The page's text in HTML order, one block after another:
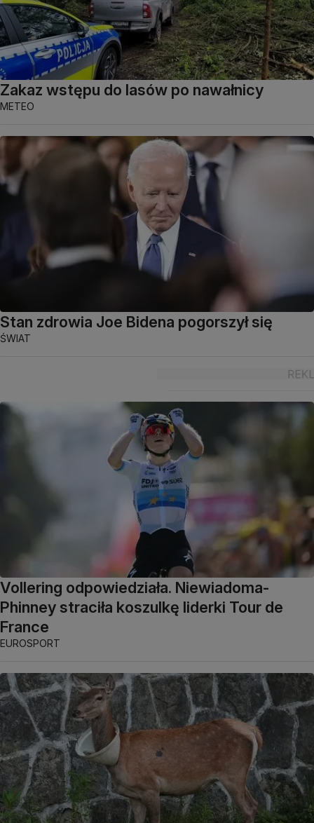
Zakaz wstępu do lasów po nawałnicy
METEO
Stan zdrowia Joe Bidena pogorszył się
ŚWIAT
Vollering odpowiedziała. Niewiadoma-
Phinney straciła koszulkę liderki Tour de
France
EUROSPORT